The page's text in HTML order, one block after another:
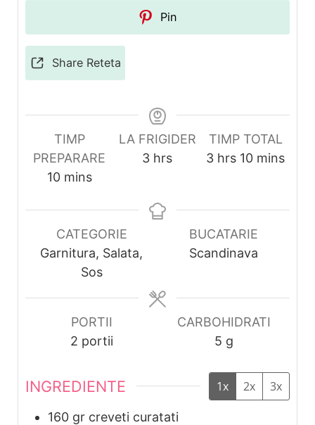
Pin
Share Reteta
TIMP
PREPARARE
10minutes
mins
LA FRIGIDER
3hours
hrs
TIMP TOTAL
3hours
hrs 10minutes
mins
CATEGORIE
Garnitura, Salata,
Sos
BUCATARIE
Scandinava
PORTII
2 portii
CARBOHIDRATI
5 g
INGREDIENTE 1x 2x 3x
160 gr creveti curatati